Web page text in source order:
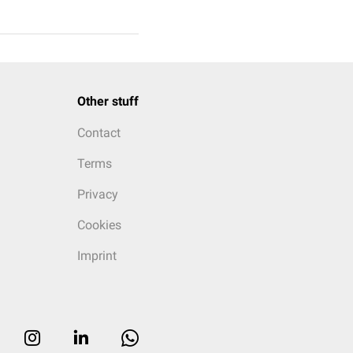
Other stuff
Contact
Terms
Privacy
Cookies
Imprint